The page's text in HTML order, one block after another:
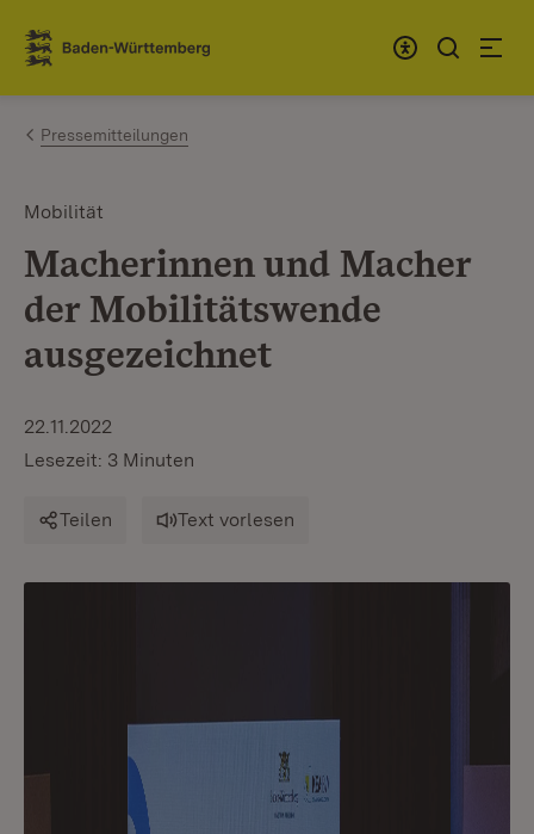
Zum Inhalt springen
Link zur Startseite
Pressemitteilungen
Mobilität
Macherinnen und Macher
der Mobilitätswende
ausgezeichnet
22.11.2022
Lesezeit: 3 Minuten
Teilen Text vorlesen